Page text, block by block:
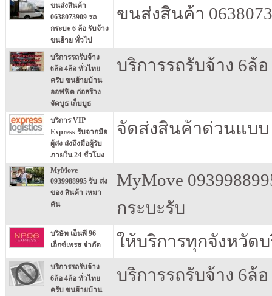
ขนส่งสินค้า
0638073909 รถ
กระบะ 6 ล้อ รับจ้าง
ขนย้าย ทั่วไป
ขนส่งสินค้า
บริการรถรับจ้าง
6ล้อ 4ล้อ ทั่วไทย
ครับ ขนย้ายบ้าน
ออฟฟิต ก่อสร้าง
จัดบูธ เก็บบูธ
บริการรถรับจ้าง 6ล้
บริการ VIP
Express รับจากมือ
ผู้ส่ง ส่งถึงมือผู้รับ
ภายใน 24 ชั่วโมง
จัดส่งสินค้าด่วนแบบ
MyMove
0939988995 รับ-ส่ง
ของ สินค้า เหมา
คัน
MyMove
กระบะรับ
บริษัท เอ็นพี 96
เอ็กซ์เพรส จำกัด
ให้บริการทุกจังหวัด
บริการรถรับจ้าง
6ล้อ 4ล้อ ทั่วไทย
ครับ ขนย้ายบ้าน
บริการรถรับจ้าง 6ล้